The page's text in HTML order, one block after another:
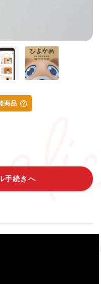
商品
手続きへ